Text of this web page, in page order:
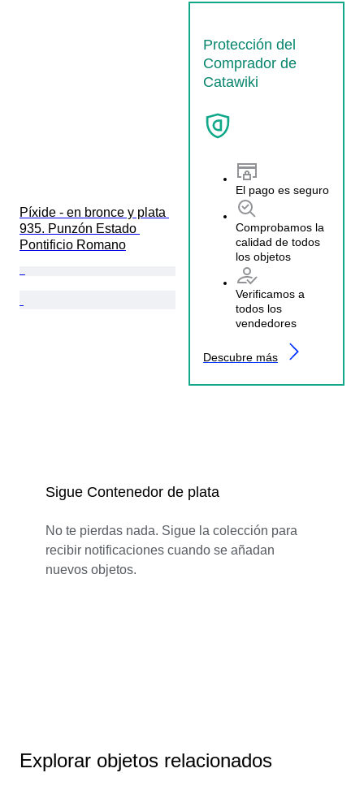
Píxide - en bronce y plata
935. Punzón Estado
Pontificio Romano
Protección del
Comprador de
Catawiki
El pago es seguro
Comprobamos la
calidad de todos
los objetos
Verificamos a
todos los
vendedores
Descubre más
Sigue Contenedor de plata
No te pierdas nada. Sigue la colección para
recibir notificaciones cuando se añadan
nuevos objetos.
Explorar objetos relacionados